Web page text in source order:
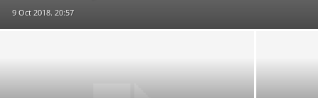
9 Oct 2018. 20:57